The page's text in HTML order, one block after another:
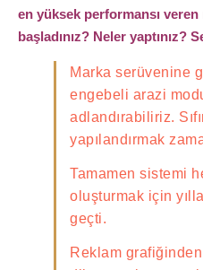
en yüksek performansı
başladınız? Neler yaptınız?
Marka serüvenine
engebeli arazi
adlandırabiliriz.
yapılandırmak
Tamamen sistemi
oluşturmak için
geçti.
Reklam